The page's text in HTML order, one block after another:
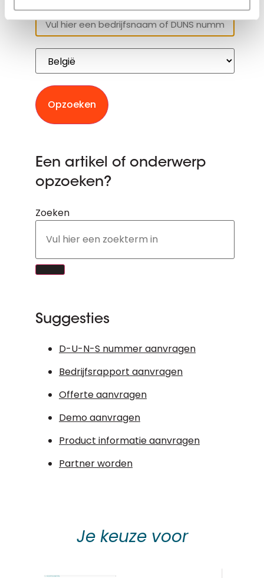
Opzoeken
Een artikel of onderwerp
opzoeken?
Zoeken
Suggesties
D-U-N-S nummer aanvragen
Bedrijfsrapport aanvragen
Offerte aanvragen
Demo aanvragen
Product informatie aanvragen
Partner worden
Je keuze voor